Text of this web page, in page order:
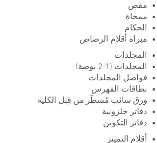
مقص
ممحاة
الحكام
مبراة أقلام الرصاص
المجلدات
المجلدات (1-2 بوصة)
فواصل المجلدات
بطاقات الفهرس
ورق سائب مُسطّر من قِبل الكلية
دفاتر حلزونية
دفاتر التكوين
أقلام التمييز